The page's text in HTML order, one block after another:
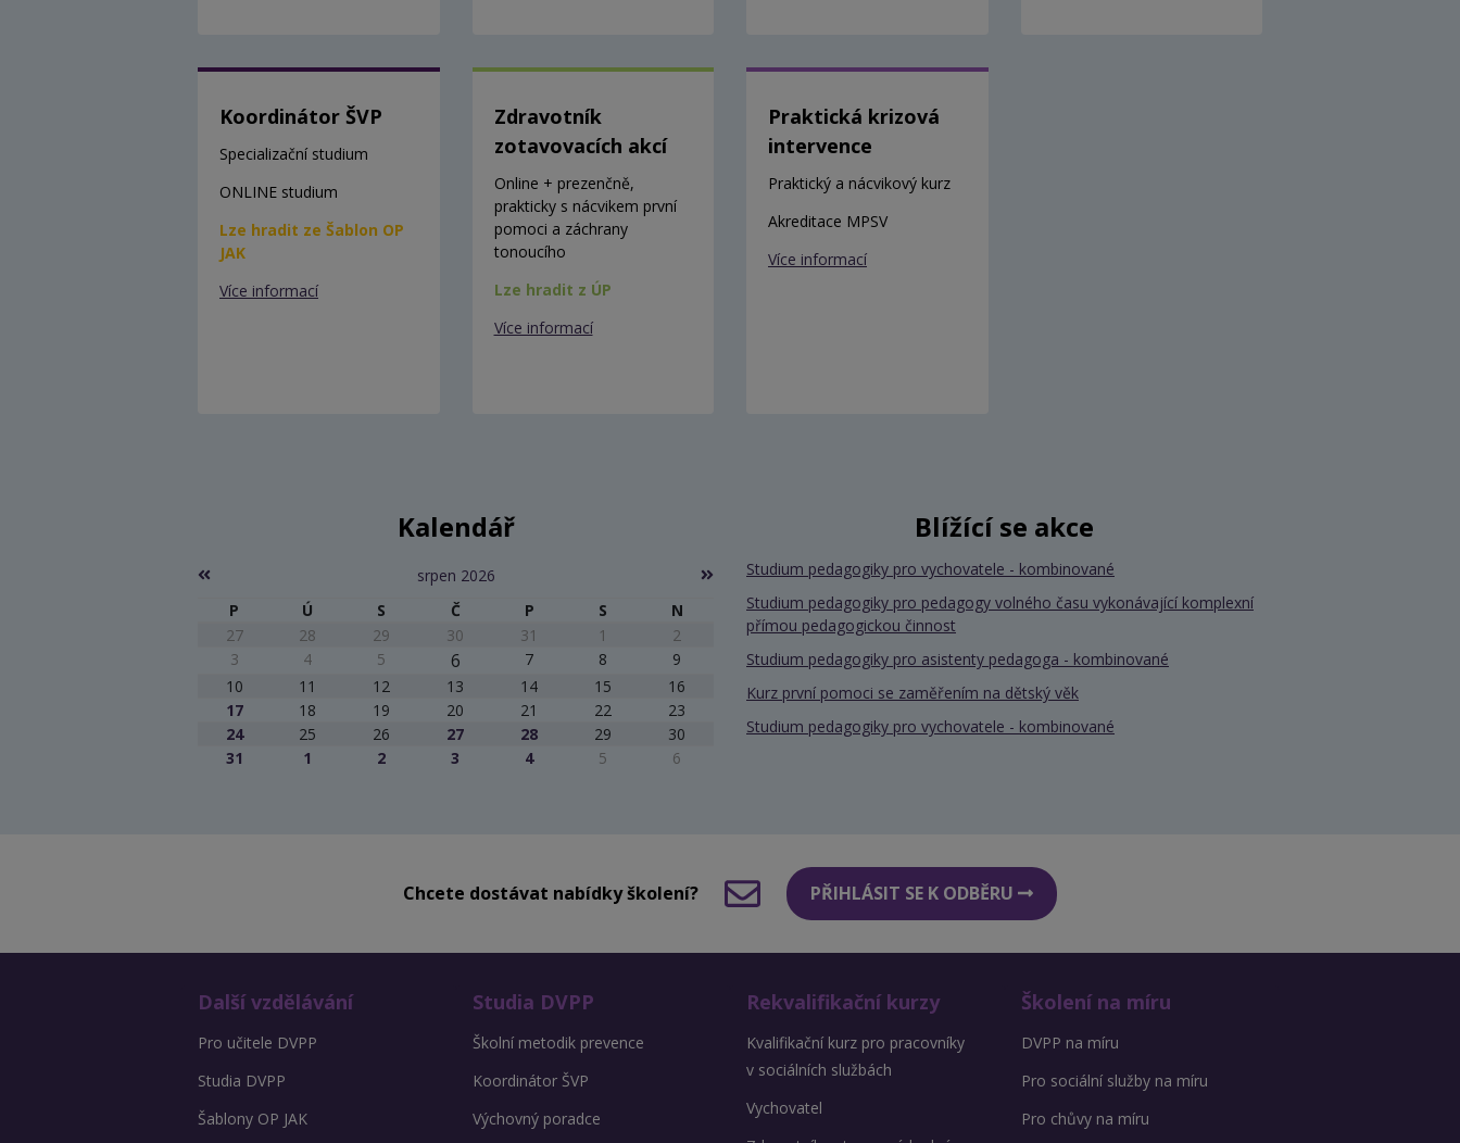
Koordinátor ŠVP
Specializační studium
ONLINE studium
Lze hradit ze Šablon OP
JAK
Více informací
Zdravotník
zotavovacích akcí
Online + prezenčně,
prakticky s nácvikem první
pomoci a záchrany
tonoucího
Lze hradit z ÚP
Více informací
Praktická krizová
intervence
Praktický a nácvikový kurz
Akreditace MPSV
Více informací
Kalendář
srpen 2026
P
Ú S Č P S
N
27
28 29 30 31 1
2
3
4 5 6 7 8
9
10
11 12 13 14 15
16
17
18 19 20 21 22
23
24
25 26 27 28 29
30
31
1 2 3 4 5 6
Blížící se akce
Studium pedagogiky pro vychovatele - kombinované
Studium pedagogiky pro pedagogy volného času vykonávající komplexní
přímou pedagogickou činnost
Studium pedagogiky pro asistenty pedagoga - kombinované
Kurz první pomoci se zaměřením na dětský věk
Studium pedagogiky pro vychovatele - kombinované
Chcete dostávat nabídky školení? PŘIHLÁSIT SE K ODBĚRU
Další vzdělávání
Pro učitele DVPP
Studia DVPP
Šablony OP JAK
Studia DVPP
Školní metodik prevence
Koordinátor ŠVP
Výchovný poradce
Rekvalifikační kurzy
Kvalifikační kurz pro pracovníky
v sociálních službách
Vychovatel
Školení na míru
DVPP na míru
Pro sociální služby na míru
Pro chůvy na míru